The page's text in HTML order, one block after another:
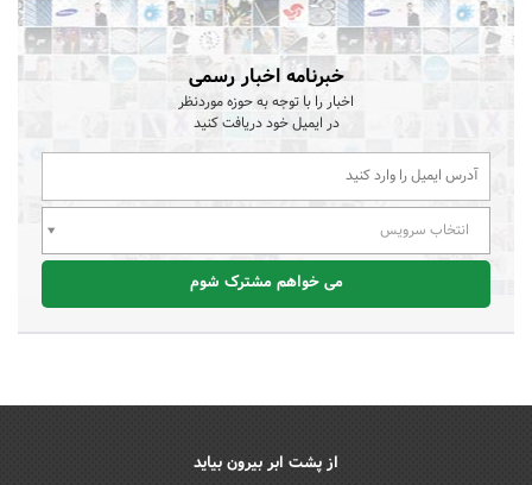
خبرنامه اخبار رسمی
اخبار را با توجه به حوزه موردنظر
در ایمیل خود دریافت کنید
انتخاب سرویس
می خواهم مشترک شوم
از پشت ابر بیرون بیاید